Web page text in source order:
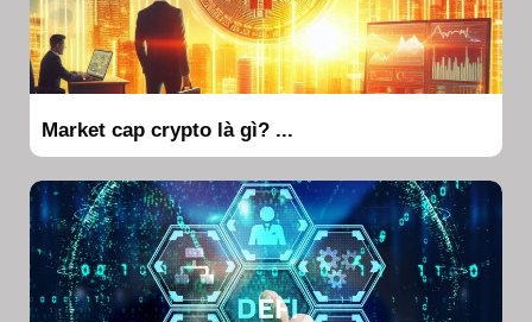
Market cap crypto là gì? ...